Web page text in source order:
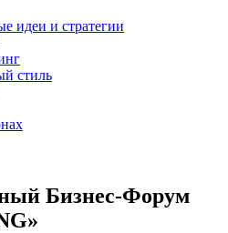
идеи и стратегии
стиль
Бизнес-Форум